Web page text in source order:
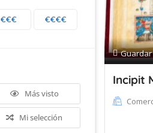
€€€ €€€€
Más visto
Mi selección
Guardar
Incipit